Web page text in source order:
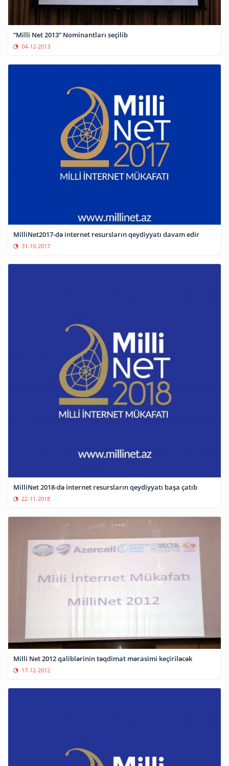
“Milli Net 2013” Nominantları seçilib
04-12-2013
MilliNet2017-də internet resursların qeydiyyatı davam edir
31-10-2017
MilliNet 2018-də internet resursların qeydiyyatı başa çatıb
22-11-2018
Milli Net 2012 qaliblərinin təqdimat mərasimi keçiriləcək
17-12-2012